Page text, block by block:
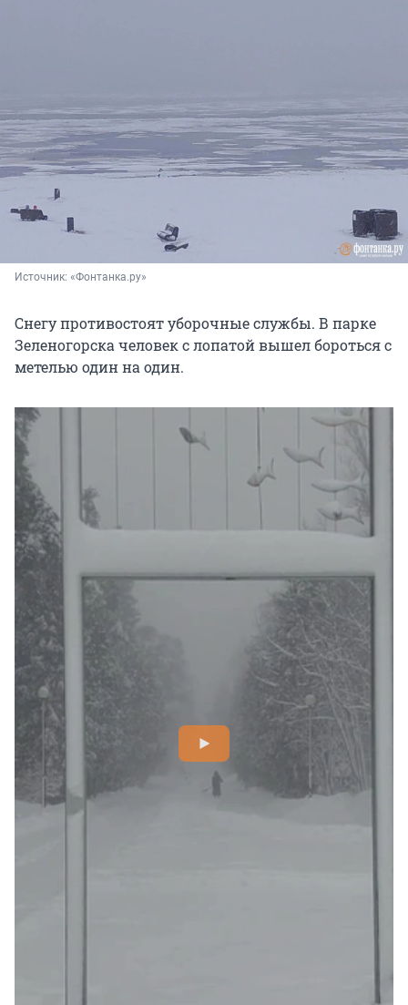
Источник: «Фонтанка.ру»
Снегу противостоят уборочные службы. В парке
Зеленогорска человек с лопатой вышел бороться с
метелью один на один.